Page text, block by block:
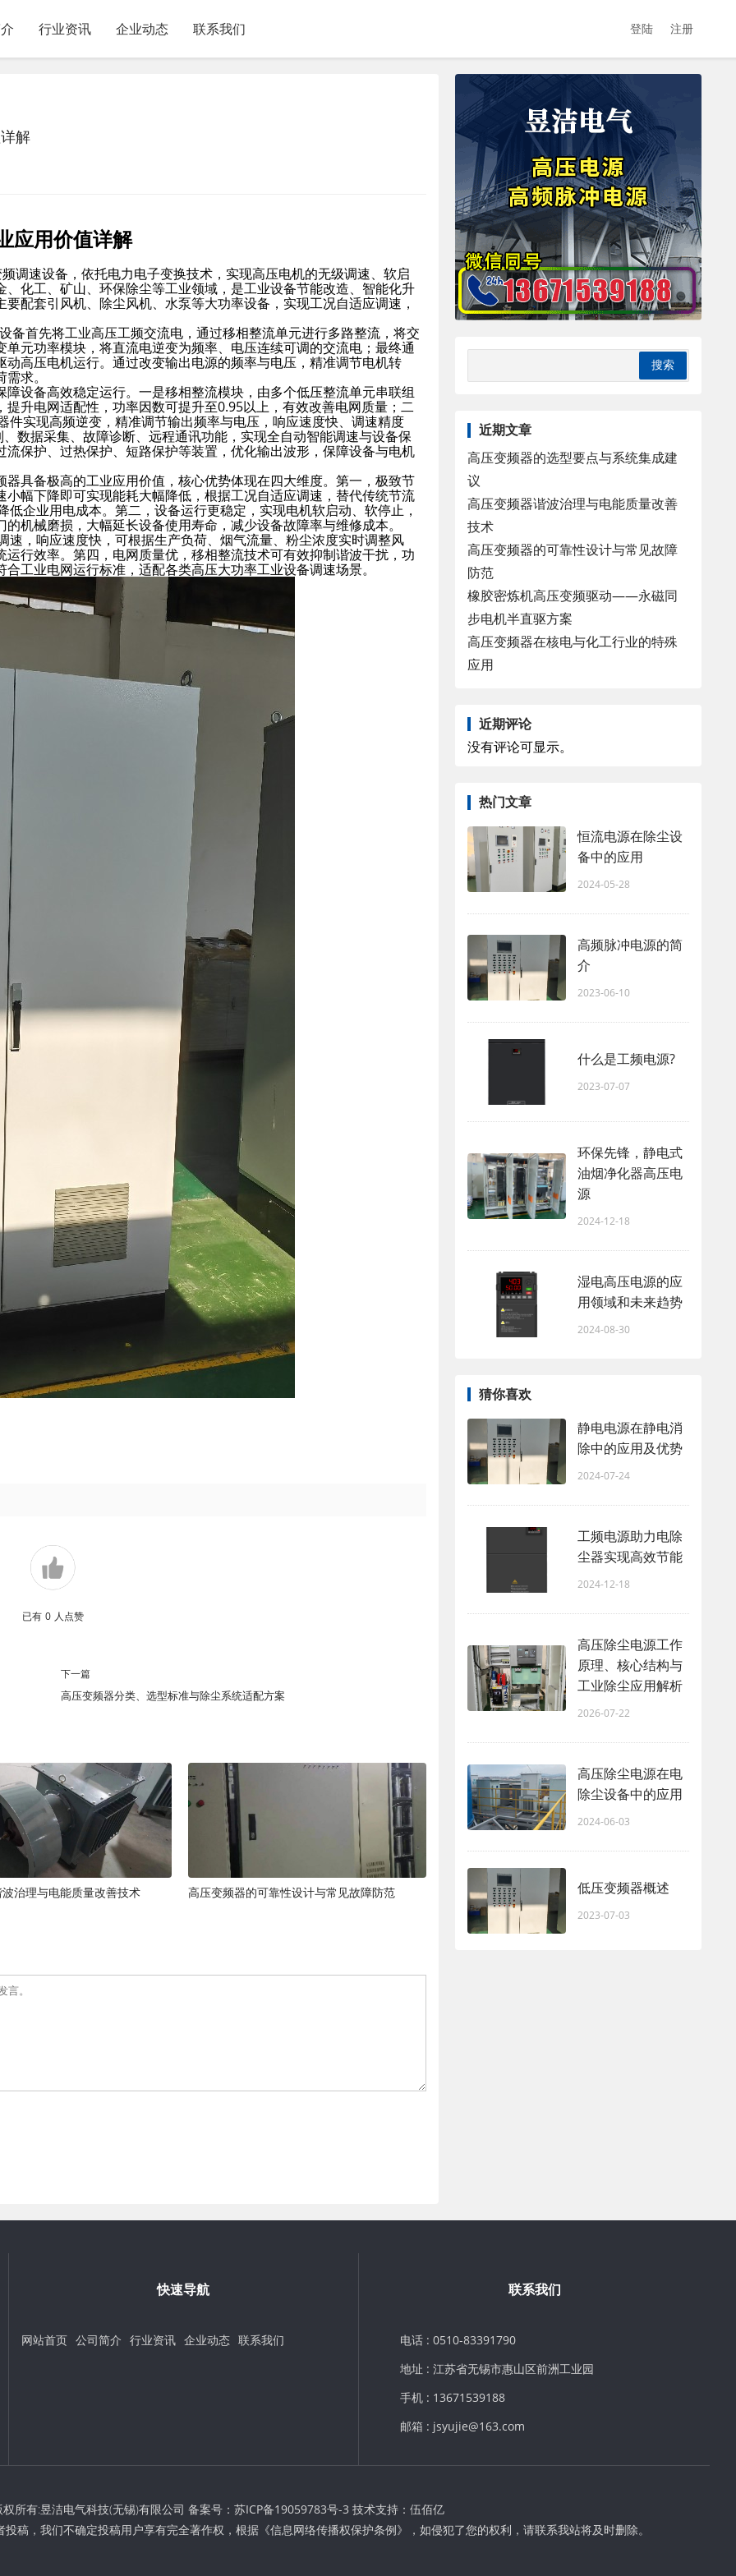
行业资讯 企业动态 联系我们 登陆 注册
解
应用价值详解
调速设备，依托电力电子变换技术，实现高压电机的无级调速、软启
化工、矿山、环保除尘等工业领域，是工业设备节能改造、智能化升
配套引风机、除尘风机、水泵等大功率设备，实现工况自适应调速，
备首先将工业高压工频交流电，通过移相整流单元进行多路整流，将交
元功率模块，将直流电逆变为频率、电压连续可调的交流电；最终通
高压电机运行。通过改变输出电源的频率与电压，精准调节电机转
求。
设备高效稳定运行。一是移相整流模块，由多个低压整流单元串联组
升电网适配性，功率因数可提升至0.95以上，有效改善电网质量；二
实现高频逆变，精准调节输出频率与电压，响应速度快、调速精度
数据采集、故障诊断、远程通讯功能，实现全自动智能调速与设备保
保护、过热保护、短路保护等装置，优化输出波形，保障设备与电机
具备极高的工业应用价值，核心优势体现在四大维度。第一，极致节
幅下降即可实现能耗大幅降低，根据工况自适应调速，替代传统节流
企业用电成本。第二，设备运行更稳定，实现电机软启动、软停止，
机械磨损，大幅延长设备使用寿命，减少设备故障率与维修成本。
，响应速度快，可根据生产负荷、烟气流量、粉尘浓度实时调整风
行效率。第四，电网质量优，移相整流技术可有效抑制谐波干扰，功
工业电网运行标准，适配各类高压大功率工业设备调速场景。
已有 0 人点赞
下一篇
高压变频器分类、选型标准与除尘系统适配方案
治理与电能质量改善技术 高压变频器的可靠性设计与常见故障防范
近期文章
高压变频器的选型要点与系统集成建
议
高压变频器谐波治理与电能质量改善
技术
高压变频器的可靠性设计与常见故障
防范
橡胶密炼机高压变频驱动——永磁同
步电机半直驱方案
高压变频器在核电与化工行业的特殊
应用
近期评论
没有评论可显示。
热门文章
恒流电源在除尘设
备中的应用
2024-05-28
高频脉冲电源的简
介
2023-06-10
什么是工频电源?
2023-07-07
环保先锋，静电式
油烟净化器高压电
源
2024-12-18
湿电高压电源的应
用领域和未来趋势
2024-08-30
猜你喜欢
静电电源在静电消
除中的应用及优势
2024-07-24
工频电源助力电除
尘器实现高效节能
2024-12-18
高压除尘电源工作
原理、核心结构与
工业除尘应用解析
2026-07-22
高压除尘电源在电
除尘设备中的应用
2024-06-03
低压变频器概述
2023-07-03
快速导航
网站首页 公司简介 行业资讯 企业动态 联系我们
联系我们
电话 : 0510-83391790
地址 : 江苏省无锡市惠山区前洲工业园
手机 : 13671539188
邮箱 : jsyujie@163.com
所有:昱洁电气科技(无锡)有限公司 备案号： 苏ICP备19059783号-3 技术支持： 伍佰亿
稿，我们不确定投稿用户享有完全著作权，根据《信息网络传播权保护条例》，如侵犯了您的权利，请联系我站将及时删除。